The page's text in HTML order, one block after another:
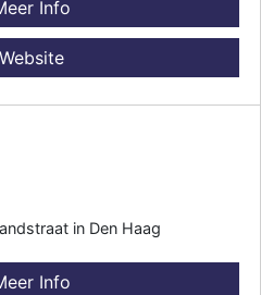
Info
Website
in Den Haag
Info